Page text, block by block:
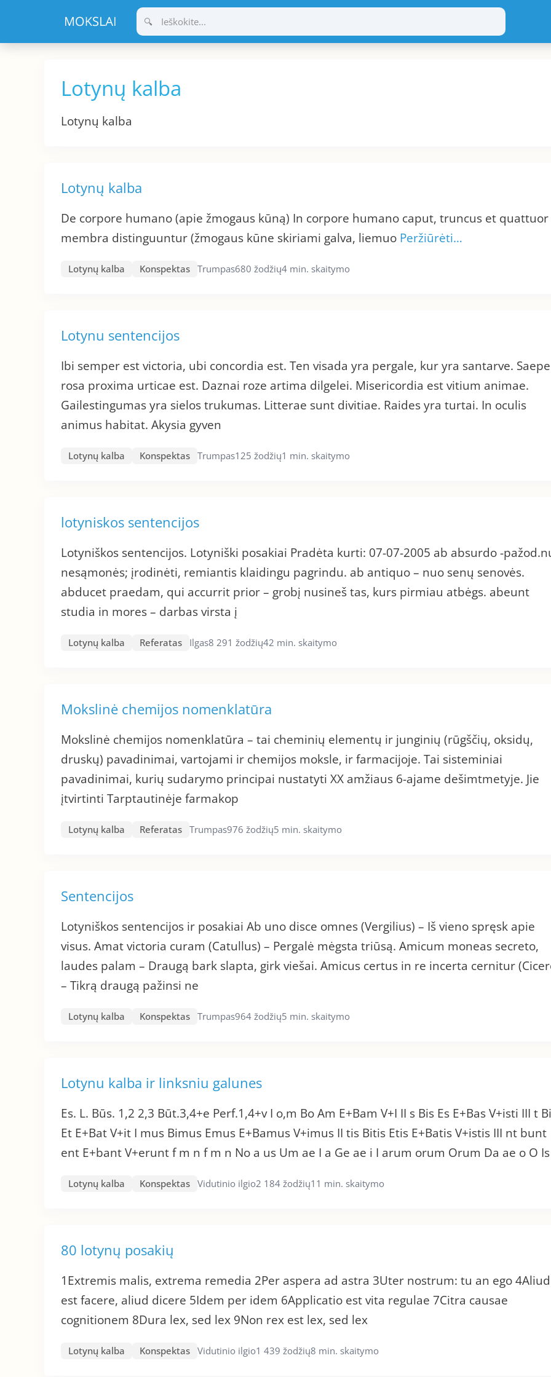
turinio
Lotynų kalba
Lotynų kalba
Lotynų kalba
De corpore humano (apie žmogaus kūną) In corpore humano caput, truncus et quattuor
membra distinguuntur (žmogaus kūne skiriami galva, liemuo Peržiūrėti…
Lotynų kalba Konspektas Trumpas680 žodžių4 min. skaitymo
Lotynu sentencijos
Ibi semper est victoria, ubi concordia est. Ten visada yra pergale, kur yra santarve. Saepe
rosa proxima urticae est. Daznai roze artima dilgelei. Misericordia est vitium animae.
Gailestingumas yra sielos trukumas. Litterae sunt divitiae. Raides yra turtai. In oculis
animus habitat. Akysia gyven
Lotynų kalba Konspektas Trumpas125 žodžių1 min. skaitymo
lotyniskos sentencijos
Lotyniškos sentencijos. Lotyniški posakiai Pradėta kurti: 07-07-2005 ab absurdo -
nesąmonės; įrodinėti, remiantis klaidingu pagrindu. ab antiquo – nuo senų senovės.
abducet praedam, qui accurrit prior – grobį nusineš tas, kurs pirmiau atbėgs. abeunt
studia in mores – darbas virsta į
Lotynų kalba Referatas Ilgas8 291 žodžių42 min. skaitymo
Mokslinė chemijos nomenklatūra
Mokslinė chemijos nomenklatūra – tai cheminių elementų ir junginių (rūgščių, oksidų,
druskų) pavadinimai, vartojami ir chemijos moksle, ir farmacijoje. Tai sisteminiai
pavadinimai, kurių sudarymo principai nustatyti XX amžiaus 6-ajame dešimtmetyje. Jie
įtvirtinti Tarptautinėje farmakop
Lotynų kalba Referatas Trumpas976 žodžių5 min. skaitymo
Sentencijos
Lotyniškos sentencijos ir posakiai Ab uno disce omnes (Vergilius) – Iš vieno spręsk apie
visus. Amat victoria curam (Catullus) – Pergalė mėgsta triūsą. Amicum moneas secreto,
laudes palam – Draugą bark slapta, girk viešai. Amicus certus in re incerta cernitur
– Tikrą draugą pažinsi ne
Lotynų kalba Konspektas Trumpas964 žodžių5 min. skaitymo
Lotynu kalba ir linksniu galunes
Es. L. Būs. 1,2 2,3 Būt.3,4+e Perf.1,4+v I o,m Bo Am E+Bam V+I II s Bis Es E+Bas V+isti III t
Et E+Bat V+it I mus Bimus Emus E+Bamus V+imus II tis Bitis Etis E+Batis V+istis III nt bunt
ent E+bant V+erunt f m n f m n No a us Um ae I a Ge ae i I arum orum Orum Da ae o O
Lotynų kalba Konspektas Vidutinio ilgio2 184 žodžių11 min. skaitymo
80 lotynų posakių
1Extremis malis, extrema remedia 2Per aspera ad astra 3Uter nostrum: tu an ego 4Aliud
est facere, aliud dicere 5Idem per idem 6Applicatio est vita regulae 7Citra causae
cognitionem 8Dura lex, sed lex 9Non rex est lex, sed lex
Lotynų kalba Konspektas Vidutinio ilgio1 439 žodžių8 min. skaitymo